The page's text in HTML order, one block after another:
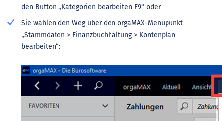
den Button „Kategorien bearbeiten F9“ oder
Sie wählen den Weg über den orgaMAX-Menüpunkt
„Stammdaten > Finanzbuchhaltung > Kontenplan
bearbeiten“: